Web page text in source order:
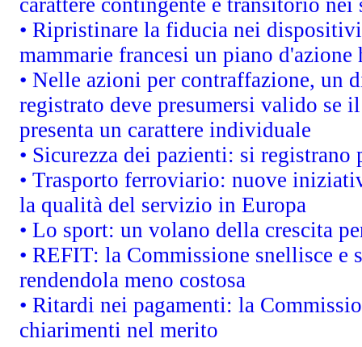
• Ripristinare la fiducia nei
mammarie francesi un piano
• Nelle azioni per contraffazione, un
registrato deve presumersi valido se
presenta un carattere individuale
• Sicurezza dei pazienti: si
• Trasporto ferroviario: nuove
la qualità del servizio in Europa
• Lo sport: un volano della crescita
• REFIT: la Commissione snellisce
rendendola meno costosa
• Ritardi nei pagamenti: la
chiarimenti nel merito